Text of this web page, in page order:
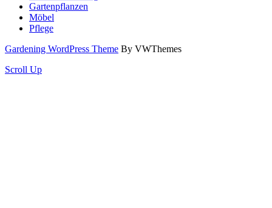
Gartenpflanzen
Möbel
Pflege
Gardening WordPress Theme By VWThemes
Scroll Up